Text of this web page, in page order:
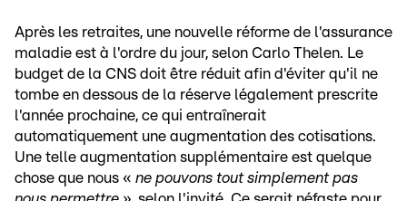
Après les retraites, une nouvelle réforme de l'assurance
maladie est à l'ordre du jour, selon Carlo Thelen. Le
budget de la CNS doit être réduit afin d'éviter qu'il ne
tombe en dessous de la réserve légalement prescrite
l'année prochaine, ce qui entraînerait
automatiquement une augmentation des cotisations.
Une telle augmentation supplémentaire est quelque
chose que nous « ne pouvons tout simplement pas